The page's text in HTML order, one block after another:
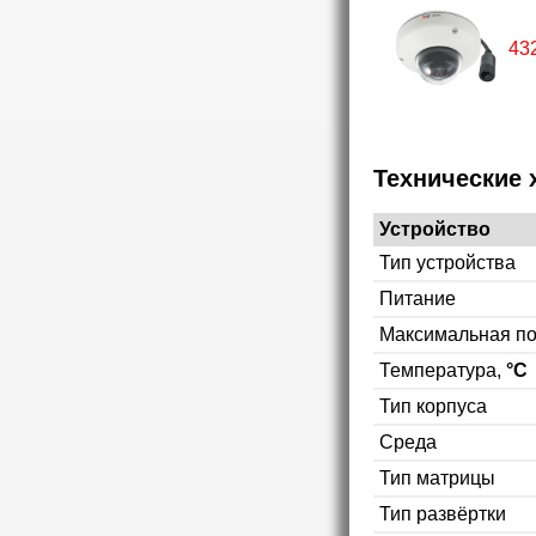
Технические
Устройство
Тип устройства
Питание
Максимальная
Температура, °C
Тип корпуса
Среда
Тип матрицы
Тип развёртки